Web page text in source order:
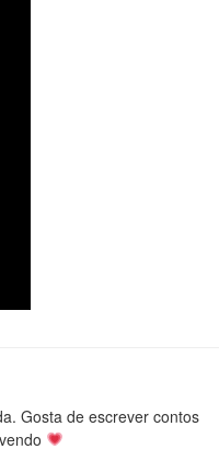
Gosta de escrever contos